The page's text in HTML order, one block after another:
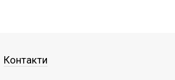
Контакти